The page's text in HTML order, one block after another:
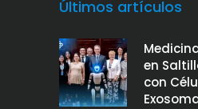
Últimos artículos
en
con